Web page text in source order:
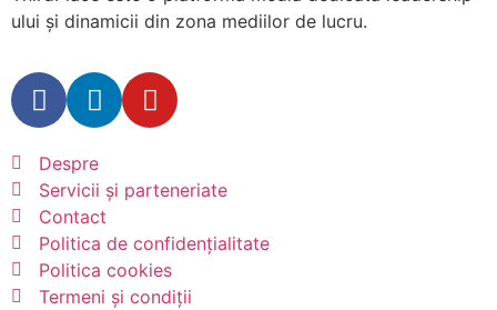
ului și dinamicii din zona mediilor de lucru.
Despre
Servicii și parteneriate
Contact
Politica de confidențialitate
Politica cookies
Termeni și condiții